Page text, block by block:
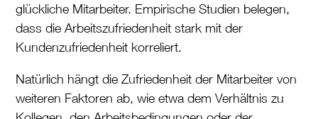
glückliche Mitarbeiter. Empirische Studien belegen,
dass die Arbeitszufriedenheit stark mit der
Kundenzufriedenheit korreliert.
Natürlich hängt die Zufriedenheit der Mitarbeiter von
weiteren Faktoren ab, wie etwa dem Verhältnis zu